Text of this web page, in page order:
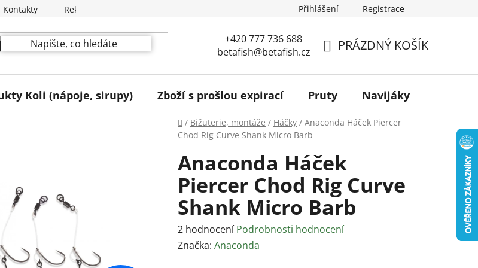
Kontakty Reklamační podmínky Přihlášení Registrace
KOŠÍK
PRÁZDNÝ KOŠÍK
+420 777 736 688
betafish@betafish.cz
Koli (nápoje, sirupy) Zboží s prošlou expirací Pruty Navijáky
Domů
/ Bižuterie, montáže / Háčky / Anaconda Háček Piercer
Chod Rig Curve Shank Micro Barb
Anaconda Háček
Piercer Chod Rig Curve
Shank Micro Barb
Průměrné
hodnocení
2 hodnocení Podrobnosti hodnocení
Značka: Anaconda